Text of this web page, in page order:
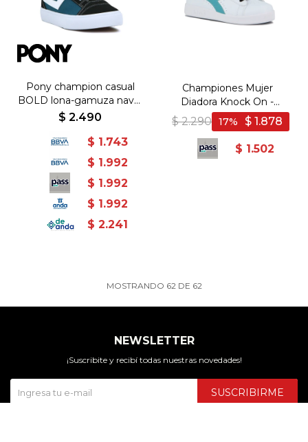
Pony champion casual
BOLD lona-gamuza navy-
black - Marino-Negro
$ 2.490
$ 1.743
$ 1.992
$ 1.992
$ 1.992
$ 2.241
Championes Mujer
Diadora Knock On -
Blanco-Aguamarina
$ 2.290 $ 1.878
17
$ 1.502
MOSTRANDO 62DE 62
NEWSLETTER
¡Suscribite y recibí todas nuestras novedades!
SUSCRIBIRME